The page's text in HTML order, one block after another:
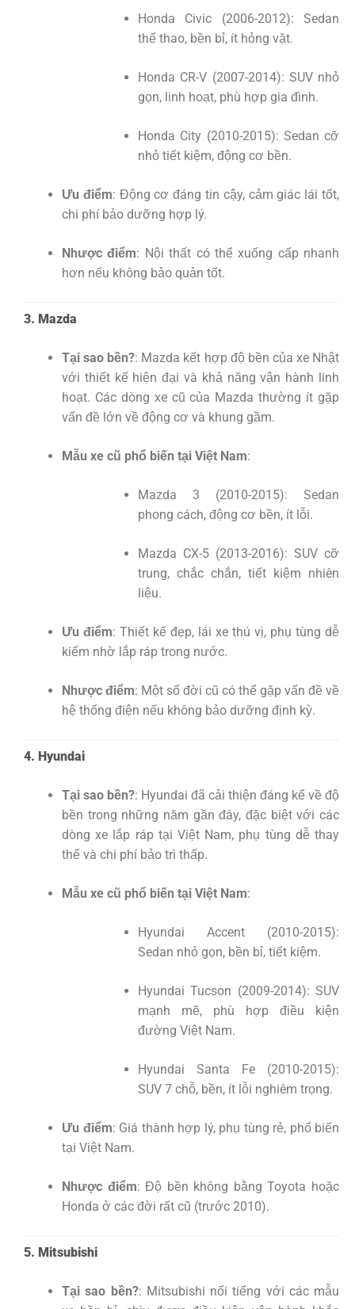
Honda Civic (2006-2012): Sedan
thể thao, bền bỉ, ít hỏng vặt.
Honda CR-V (2007-2014): SUV nhỏ
gọn, linh hoạt, phù hợp gia đình.
Honda City (2010-2015): Sedan cỡ
nhỏ tiết kiệm, động cơ bền.
Ưu điểm: Động cơ đáng tin cậy, cảm giác lái tốt,
chi phí bảo dưỡng hợp lý.
Nhược điểm: Nội thất có thể xuống cấp nhanh
hơn nếu không bảo quản tốt.
3. Mazda
Tại sao bền?: Mazda kết hợp độ bền của xe Nhật
với thiết kế hiện đại và khả năng vận hành linh
hoạt. Các dòng xe cũ của Mazda thường ít gặp
vấn đề lớn về động cơ và khung gầm.
Mẫu xe cũ phổ biến tại Việt Nam:
Mazda 3 (2010-2015): Sedan
phong cách, động cơ bền, ít lỗi.
Mazda CX-5 (2013-2016): SUV cỡ
trung, chắc chắn, tiết kiệm nhiên
liệu.
Ưu điểm: Thiết kế đẹp, lái xe thú vị, phụ tùng dễ
kiếm nhờ lắp ráp trong nước.
Nhược điểm: Một số đời cũ có thể gặp vấn đề về
hệ thống điện nếu không bảo dưỡng định kỳ.
4. Hyundai
Tại sao bền?: Hyundai đã cải thiện đáng kể về độ
bền trong những năm gần đây, đặc biệt với các
dòng xe lắp ráp tại Việt Nam, phụ tùng dễ thay
thế và chi phí bảo trì thấp.
Mẫu xe cũ phổ biến tại Việt Nam:
Hyundai Accent (2010-2015):
Sedan nhỏ gọn, bền bỉ, tiết kiệm.
Hyundai Tucson (2009-2014): SUV
mạnh mẽ, phù hợp điều kiện
đường Việt Nam.
Hyundai Santa Fe (2010-2015):
SUV 7 chỗ, bền, ít lỗi nghiêm trọng.
Ưu điểm: Giá thành hợp lý, phụ tùng rẻ, phổ biến
tại Việt Nam.
Nhược điểm: Độ bền không bằng Toyota hoặc
Honda ở các đời rất cũ (trước 2010).
5. Mitsubishi
Tại sao bền?: Mitsubishi nổi tiếng với các mẫu